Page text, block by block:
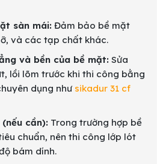
sàn mái: Đảm bảo bề mặt
và các tạp chất khác.
và bền của bề mặt: Sửa
lồi lõm trước khi thi công bằng
dụng như sikadur 31 cf
cần): Trong trường hợp bề
chuẩn, nên thi công lớp lót
bám dính.